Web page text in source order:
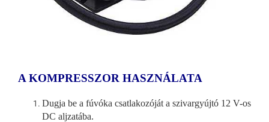
A KOMPRESSZOR HASZNÁLATA
Dugja be a fúvóka csatlakozóját a szivargyújtó 12 V-os
DC aljzatába.